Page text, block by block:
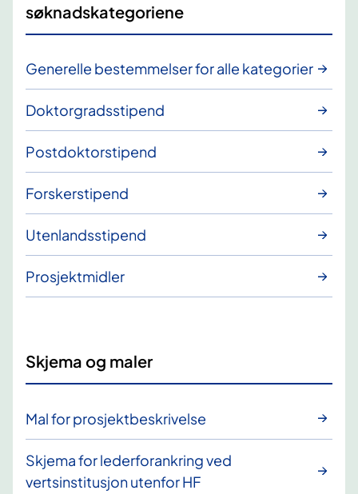
søknadskategoriene
Generelle bestemmelser for alle kategorier
Doktorgradsstipend
Postdoktorstipend
Forskerstipend
Utenlandsstipend
Prosjektmidler
Skjema og maler
Mal for prosjektbeskrivelse
Skjema for lederforankring ved
vertsinstitusjon utenfor HF